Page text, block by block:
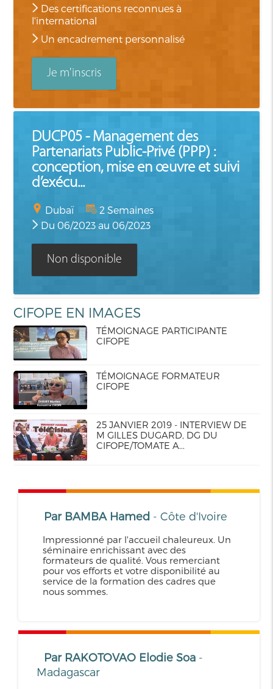
Des certifications reconnues à
l'international
Un encadrement personnalisé
Je m'inscris
DUCP05 - Management des
Partenariats Public-Privé (PPP) :
conception, mise en œuvre et suivi
d’exécu...
Dubaï
2 Semaines
Du 06/2023 au 06/2023
Non disponible
CIFOPE EN IMAGES
TÉMOIGNAGE PARTICIPANTE
CIFOPE
TÉMOIGNAGE FORMATEUR
CIFOPE
25 JANVIER 2019 - INTERVIEW DE
M GILLES DUGARD, DG DU
CIFOPE/TOMATE A...
Par BAMBA Hamed - Côte d'Ivoire
Impressionné par l'accueil chaleureux. Un
séminaire enrichissant avec des
formateurs de qualité. Vous remerciant
pour vos efforts et votre disponibilité au
service de la formation des cadres que
nous sommes.
Par RAKOTOVAO Elodie Soa -
Madagascar